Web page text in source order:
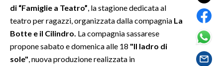
CULTURA
SPETTACOLI
GOSSIP
di “Famiglie a Teatro” , la stagione dedicata al
teatro per ragazzi, organizzata dalla compagnia La
Botte e il Cilindro. La compagnia sassarese
propone sabato e domenica alle 18 "Il ladro di
sole" , nuova produzione realizzata in